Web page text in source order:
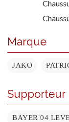
Marque
JAKO
Supporteur
BAYER 04